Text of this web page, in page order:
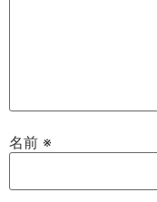
名前 ※